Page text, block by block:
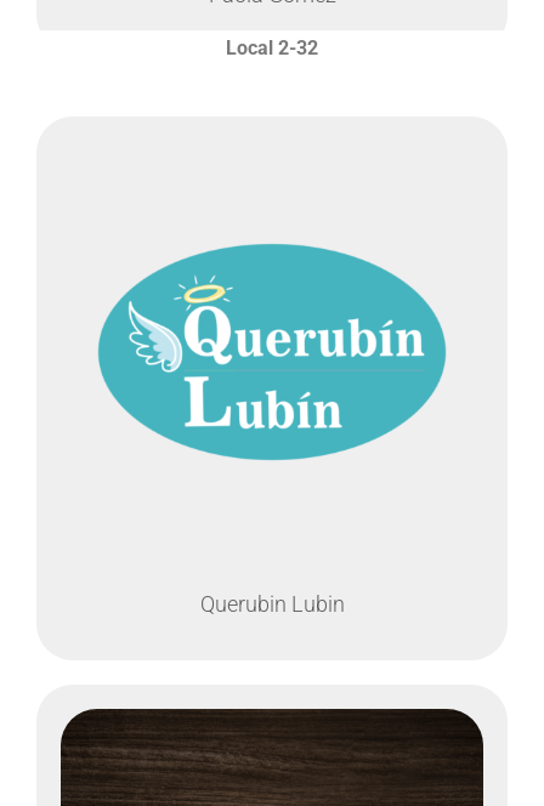
Local 1-13
Local 2-34
Local 1-49
Local 2-32
Querubin Lubin